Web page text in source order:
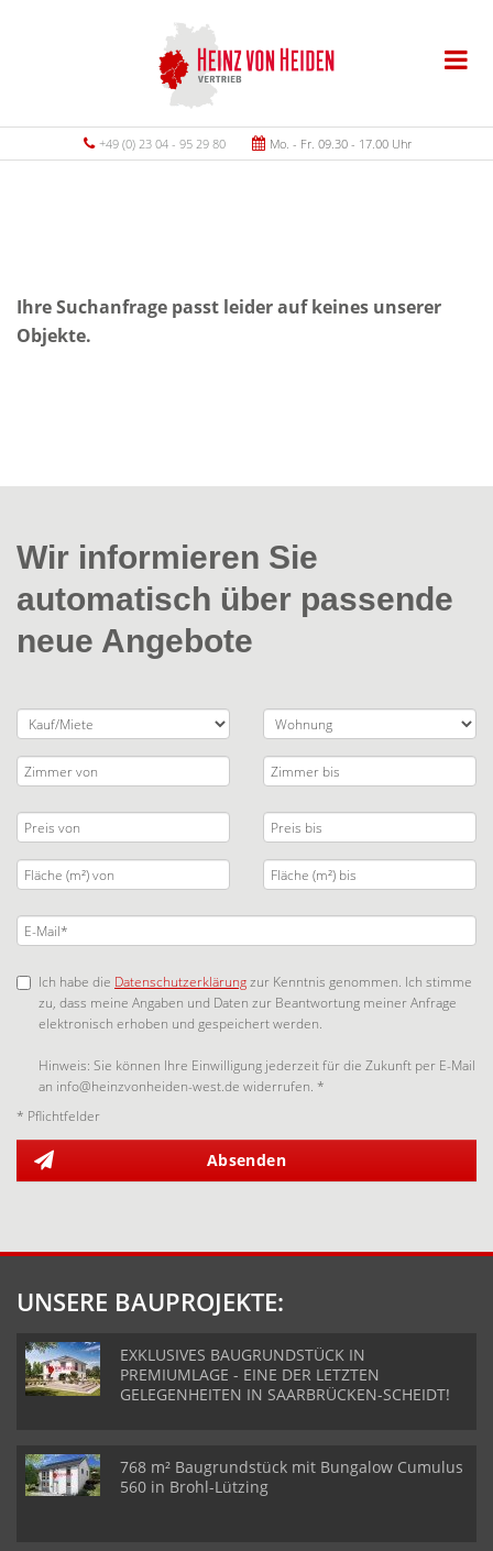
+49 (0) 23 04 - 95 29 80 Mo. - Fr. 09.30 - 17.00 Uhr
Ihre Suchanfrage passt leider auf keines unserer
Objekte.
Wir informieren Sie
automatisch über passende
neue Angebote
Ich habe die Datenschutzerklärungzur Kenntnis genommen. Ich stimme
zu, dass meine Angaben und Daten zur Beantwortung meiner Anfrage
elektronisch erhoben und gespeichert werden.
Hinweis: Sie können Ihre Einwilligung jederzeit für die Zukunft per E-Mail
an info@heinzvonheiden-west.de widerrufen. *
* Pflichtfelder
Absenden
UNSERE BAUPROJEKTE:
EXKLUSIVES BAUGRUNDSTÜCK IN
PREMIUMLAGE - EINE DER LETZTEN
GELEGENHEITEN IN SAARBRÜCKEN-SCHEIDT!
768 m² Baugrundstück mit Bungalow Cumulus
560 in Brohl-Lützing